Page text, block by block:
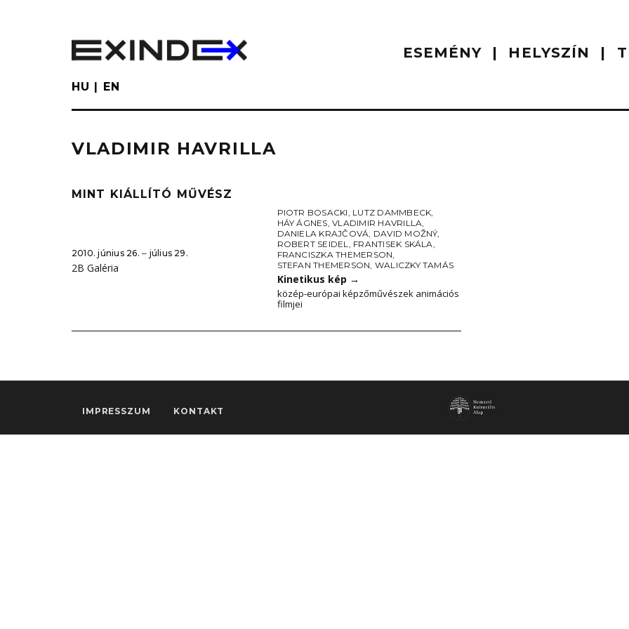
ESEMÉNY HELYSZÍN
HU EN
VLADIMIR HAVRILLA
MINT KIÁLLÍTÓ MŰVÉSZ
2010. június 26. ‒ július 29.
2B Galéria
PIOTR BOSACKI, LUTZ DAMMBECK,
HÁY ÁGNES,VLADIMIR HAVRILLA,
DANIELA KRAJČOVÁ, DAVID MOŽNÝ,
ROBERT SEIDEL, FRANTISEK SKÁLA,
FRANCISZKA THEMERSON,
STEFAN THEMERSON, WALICZKY TAMÁS
Kinetikus kép →
közép-európai képzőművészek animációs
filmjei
IMPRESSZUM KONTAKT